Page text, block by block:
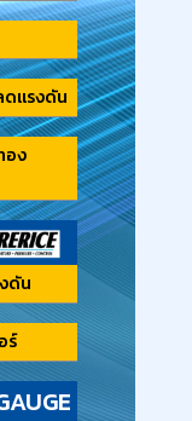
ดแรงดัน
อง
ดัน
ร์